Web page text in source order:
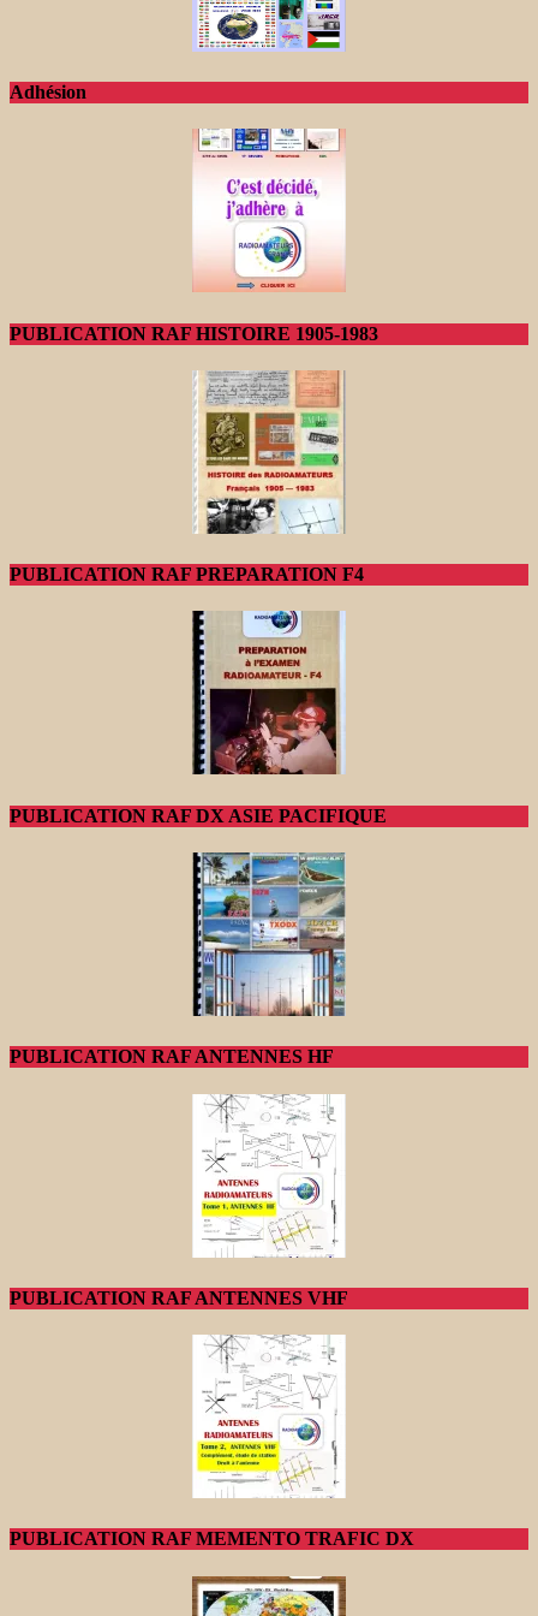
Adhésion
PUBLICATION RAF HISTOIRE 1905-1983
PUBLICATION RAF PREPARATION F4
PUBLICATION RAF DX ASIE PACIFIQUE
PUBLICATION RAF ANTENNES HF
PUBLICATION RAF ANTENNES VHF
PUBLICATION RAF MEMENTO TRAFIC DX